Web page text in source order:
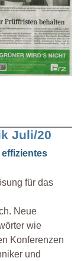
Juli/20
für das
Neue
wie
Konferenzen
und